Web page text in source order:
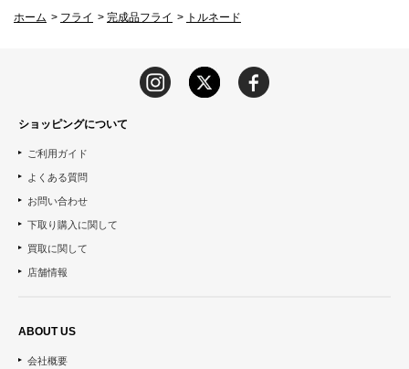
ホーム > フライ > 完成品フライ > トルネード
ショッピングについて
ご利用ガイド
よくある質問
お問い合わせ
下取り購入に関して
買取に関して
店舗情報
ABOUT US
会社概要